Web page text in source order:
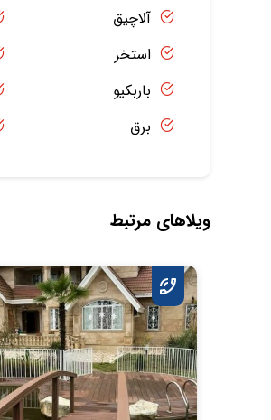
آلاچیق
استخر
باربکیو
برق
ویلاهای مرتبط